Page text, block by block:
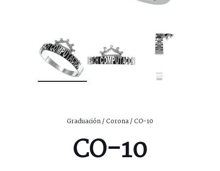
Graduación/Corona/ CO-10
CO-10